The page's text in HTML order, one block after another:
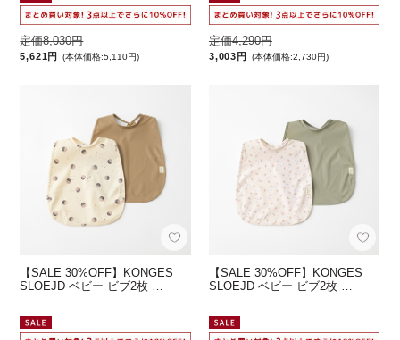
定価8,030円
5,621円 (本体価格:5,110円)
定価4,290円
3,003円 (本体価格:2,730円)
【SALE 30%OFF】KONGES
SLOEJD ベビー ビブ2枚 …
【SALE 30%OFF】KONGES
SLOEJD ベビー ビブ2枚 …